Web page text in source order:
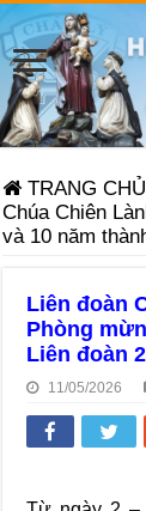
TRANG CHỦ
Chúa Chiên
và 10 năm
Liên đoàn
Phòng
Liên đoàn
11/05/2026